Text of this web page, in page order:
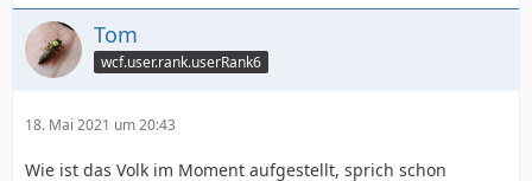
Tom
wcf.user.rank.userRank6
18. Mai 2021 um 20:43
Wie ist das Volk im Moment aufgestellt, sprich schon